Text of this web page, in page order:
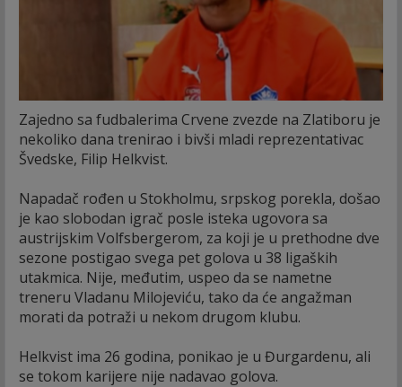
Zajedno sa fudbalerima Crvene zvezde na Zlatiboru je
nekoliko dana trenirao i bivši mladi reprezentativac
Švedske, Filip Helkvist.
Napadač rođen u Stokholmu, srpskog porekla, došao
je kao slobodan igrač posle isteka ugovora sa
austrijskim Volfsbergerom, za koji je u prethodne dve
sezone postigao svega pet golova u 38 ligaških
utakmica. Nije, međutim, uspeo da se nametne
treneru Vladanu Milojeviću, tako da će angažman
morati da potraži u nekom drugom klubu.
Helkvist ima 26 godina, ponikao je u Đurgardenu, ali
se tokom karijere nije nadavao golova.